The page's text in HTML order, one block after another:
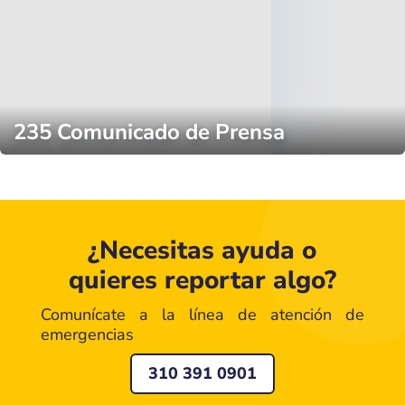
235 Comunicado de Prensa
¿Necesitas ayuda o
quieres reportar algo?
Comunícate a la línea de atención de
emergencias
310 391 0901